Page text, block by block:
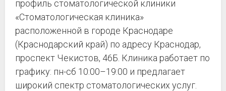
профиль стоматологической клиники
«Стоматологическая клиника»
расположенной в городе Краснодаре
(Краснодарский край) по адресу Краснодар,
проспект Чекистов, 46Б. Клиника работает по
графику: пн-сб 10:00–19:00 и предлагает
широкий спектр стоматологических услуг.